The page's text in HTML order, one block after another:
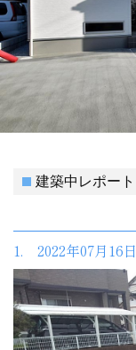
建築中レポート
1. 2022年07月16日